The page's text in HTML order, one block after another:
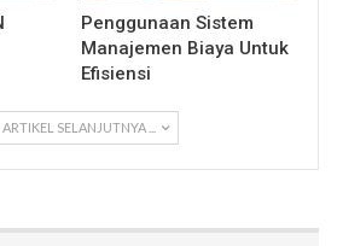
Penggunaan Sistem
Manajemen Biaya Untuk
Efisiensi
SELANJUTNYA ...